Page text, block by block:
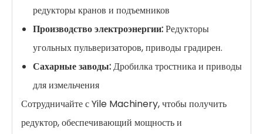
редукторы кранов и подъемников
Производство электроэнергии:Редукторы
угольных пульверизаторов, приводы градирен.
Сахарные заводы:Дробилка тростника и приводы
для измельчения
Сотрудничайте с Yile Machinery, чтобы получить
редуктор, обеспечивающий мощность и